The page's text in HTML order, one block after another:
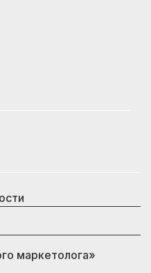
маркетолога»